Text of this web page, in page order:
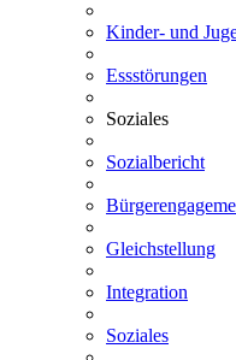
Kinder- und
Essstörungen
Soziales
Sozialbericht
Gleichstellung
Integration
Soziales